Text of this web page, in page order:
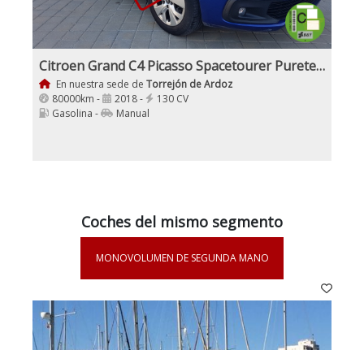
Citroen Grand C4 Picasso Spacetourer Puretech 130Cv S6S 6V Live 7 Plazas
En nuestra sede de Torrejón de Ardoz
80000km -
2018 -
130 CV
Gasolina -
Manual
Coches del mismo segmento
MONOVOLUMEN DE SEGUNDA MANO